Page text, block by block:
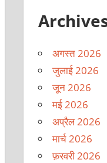
अगस्त 2026
जुलाई 2026
जून 2026
मई 2026
अप्रैल 2026
मार्च 2026
फ़रवरी 2026